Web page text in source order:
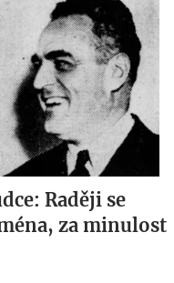
Raději se
za minulost